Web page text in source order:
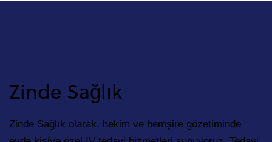
Zinde Sağlık
Zinde Sağlık olarak, hekim ve hemşire gözetiminde